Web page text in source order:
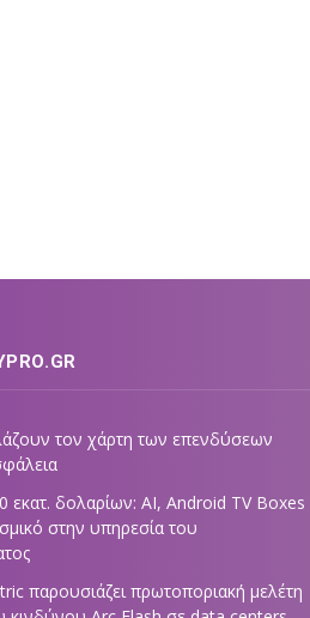
τον χάρτη των επενδύσεων
δολαρίων: AI, Android TV Boxes
στην υπηρεσία του
παρουσιάζει πρωτοποριακή μελέτη